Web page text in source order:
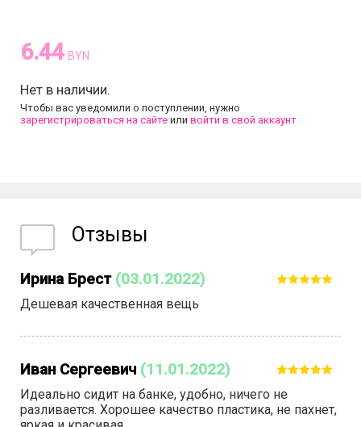
6.44 BYN
Нет в наличии.
Чтобы вас уведомили о поступлении, нужно
зарегистрироваться на сайте или войти в свой аккаунт
Отзывы
Ирина Брест (03.01.2022)
Дешевая качественная вещь
Иван Сергеевич (11.01.2022)
Идеально сидит на банке, удобно, ничего не
разливается. Хорошее качество пластика, не пахнет,